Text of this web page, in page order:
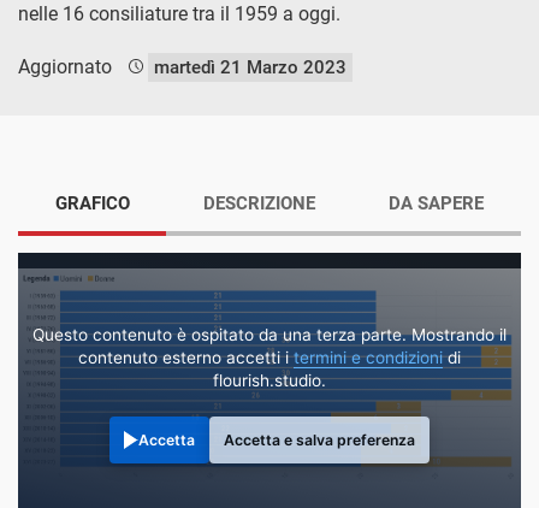
nelle 16 consiliature tra il 1959 a oggi.
Aggiornato martedì 21 Marzo 2023
GRAFICO
Questo contenuto è ospitato da una terza parte. Mostrando il
contenuto esterno accetti itermini e condizionidi
flourish.studio.
Accetta Accetta e salva preferenza
DESCRIZIONE DA SAPERE